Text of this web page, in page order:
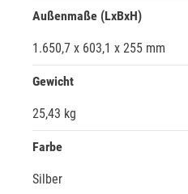
Außenmaße (LxBxH)
1.650,7 x 603,1 x 255 mm
Gewicht
25,43 kg
Farbe
Silber